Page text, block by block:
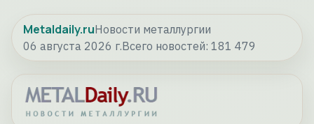
Metaldaily.ruНовости металлургии
06 августа 2026 г.Всего новостей: 181 479